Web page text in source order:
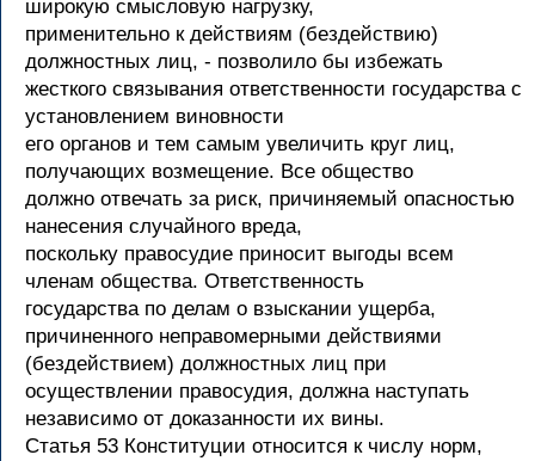
широкую смысловую нагрузку,
применительно к действиям (бездействию)
должностных лиц, - позволило бы избежать
жесткого связывания ответственности государства с
установлением виновности
его органов и тем самым увеличить круг лиц,
получающих возмещение. Все общество
должно отвечать за риск, причиняемый опасностью
нанесения случайного вреда,
поскольку правосудие приносит выгоды всем
членам общества. Ответственность
государства по делам о взыскании ущерба,
причиненного неправомерными действиями
(бездействием) должностных лиц при
осуществлении правосудия, должна наступать
независимо от доказанности их вины.
Статья 53 Конституции относится к числу норм,